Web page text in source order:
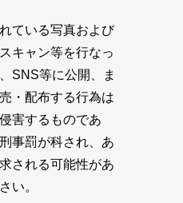
ている写真および
キャン等を行なっ
SNS等に公開、ま
・配布する行為は
害するものであ
事罰が科され、あ
される可能性があ
い。